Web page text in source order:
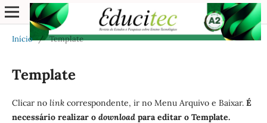
Início / Template
Template
Clicar no linkcorrespondente, ir no Menu Arquivo e Baixar. É
necessário realizar o downloadpara editar o Template.